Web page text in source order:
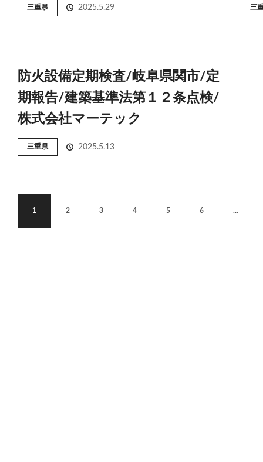
三重県 2025.5.29 三
防火設備定期検査/岐阜県関市/定
期報告/建築基準法第１２条点検/
株式会社マーテック
三重県 2025.5.13
1 2 3 4 5 6 …